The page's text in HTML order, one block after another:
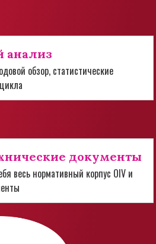
анализ
обзор, статистические
документы
весь нормативный корпус OIV и